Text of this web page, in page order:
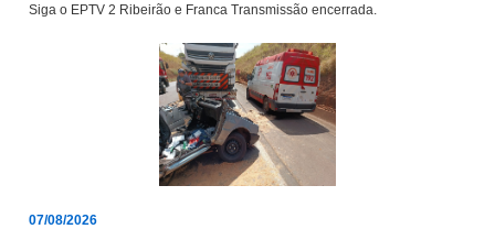
Siga o EPTV 2 Ribeirão e Franca Transmissão encerrada.
07/08/2026